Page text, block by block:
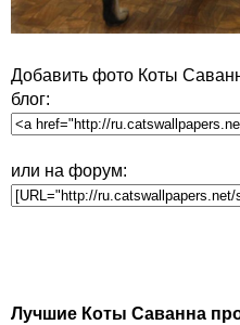
Добавить фото Коты
блог:
или на форум:
Лучшие Коты Саванна